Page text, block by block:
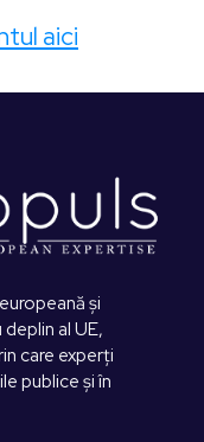
aici
și
al UE,
care experți
publice și în